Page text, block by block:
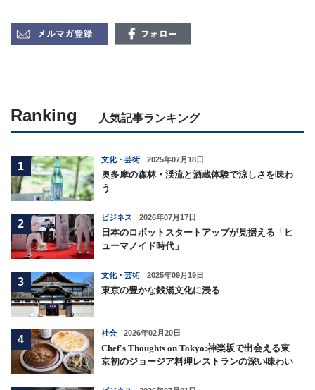
Ranking 人気記事ランキング
1
文化・芸術 2025年07月18日
奥多摩の森林・渓流と酒蔵体験で涼しさを味わ
う
2
ビジネス 2026年07月17日
日本のロボットスタートアップが見据える「ヒ
ューマノイド時代」
3
文化・芸術 2025年09月19日
東京の豊かな銭湯文化に浸る
4
社会 2026年02月20日
Chef's Thoughts on Tokyo:神楽坂で出会える東
京初のジョージア料理レストランの深い味わい